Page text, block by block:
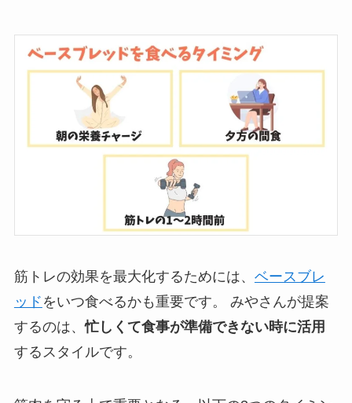
筋トレの効果を最大化するためには、 ベースブレ
ッド をいつ食べるかも重要です。 みやさんが提案
するのは、忙しくて食事が準備できない時に活用
するスタイルです。